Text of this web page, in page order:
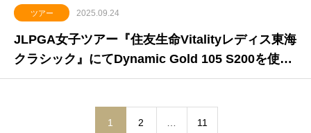
ツアー 2025.09.24
JLPGA女子ツアー『住友生命Vitalityレディス東海
クラシック』にてDynamic Gold 105 S200を使用
した神谷そらプロが今季2勝目
1 2 11